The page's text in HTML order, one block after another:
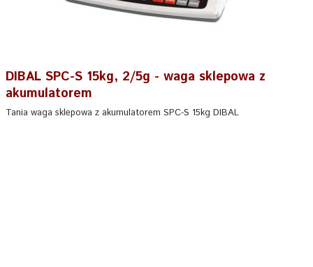
DIBAL SPC-S 15kg, 2/5g - waga sklepowa z
akumulatorem
Tania waga sklepowa z akumulatorem SPC-S 15kg DIBAL